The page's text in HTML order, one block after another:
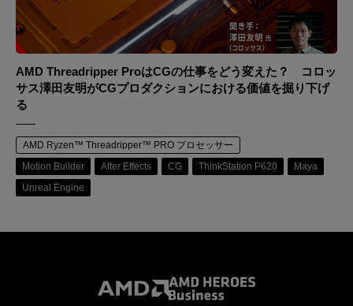
AMD Threadripper ProはCGの仕事をどう変えた？ コロッ
サス澤田友明がCGプロダクションにおける価値を掘り下げ
る
AMD Ryzen™ Threadripper™ PRO プロセッサー
Motion Builder
After Effects CG ThinkStation P620
Maya
Unreal Engine